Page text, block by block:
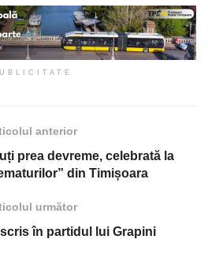
anterior
prea devreme, celebrată la
din Timișoara
următor
în partidul lui Grapini